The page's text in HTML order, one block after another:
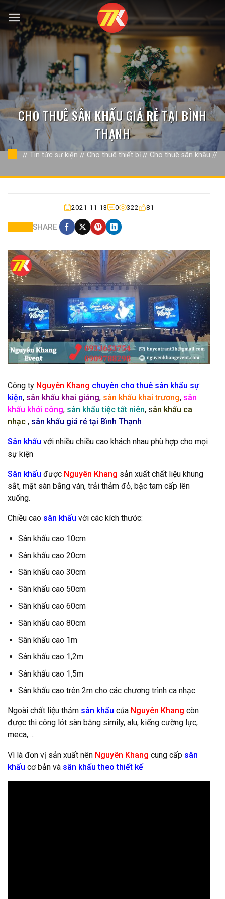
qua
nội
dung
CHO THUÊ SÂN KHẤU GIÁ RẺ TẠI BÌNH
THẠNH
// Tin tức sự kiện // Cho thuê thiết bị// Cho thuê sân khấu //
2021-11-13 0 322 81
SHARE
Công ty Nguyên Khang chuyên cho thuê sân khấu sự
kiện, sân khấu khai giảng, sân khấu khai trương, sân
khấu khởi công, sân khấu tiệc tất niên, sân khấu ca
nhạc , sân khấu giá rẻ tại Bình Thạnh
Sân khấu với nhiều chiều cao khách nhau phù hợp cho mọi
sự kiện
Sân khấu được Nguyên Khang sản xuất chất liệu khung
sắt, mặt sàn bằng ván, trải thảm đỏ, bậc tam cấp lên
xuống.
Chiều cao sân khấu với các kích thước:
Sân khấu cao 10cm
Sân khấu cao 20cm
Sân khấu cao 30cm
Sân khấu cao 50cm
Sân khấu cao 60cm
Sân khấu cao 80cm
Sân khấu cao 1m
Sân khấu cao 1,2m
Sân khấu cao 1,5m
Sân khấu cao trên 2m cho các chương trình ca nhạc
Ngoài chất liệu thảm sân khấu của Nguyên Khang còn
được thi công lót sàn bằng simily, alu, kiếng cường lực,
meca,….
Vì là đơn vị sản xuất nên Nguyên Khang cung cấp sân
khấu cơ bản và sân khấu theo thiết kế